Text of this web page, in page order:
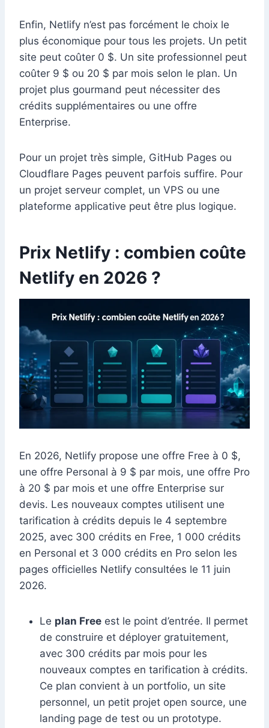
Enfin, Netlify n’est pas forcément le choix le
plus économique pour tous les projets. Un petit
site peut coûter 0 $. Un site professionnel peut
coûter 9 $ ou 20 $ par mois selon le plan. Un
projet plus gourmand peut nécessiter des
crédits supplémentaires ou une offre
Enterprise.
Pour un projet très simple, GitHub Pages ou
Cloudflare Pages peuvent parfois suffire. Pour
un projet serveur complet, un VPS ou une
plateforme applicative peut être plus logique.
Prix Netlify : combien coûte
Netlify en 2026 ?
En 2026, Netlify propose une offre Free à 0 $,
une offre Personal à 9 $ par mois, une offre Pro
à 20 $ par mois et une offre Enterprise sur
devis. Les nouveaux comptes utilisent une
tarification à crédits depuis le 4 septembre
2025, avec 300 crédits en Free, 1 000 crédits
en Personal et 3 000 crédits en Pro selon les
pages officielles Netlify consultées le 11 juin
2026.
Le plan Free est le point d’entrée. Il permet
de construire et déployer gratuitement,
avec 300 crédits par mois pour les
nouveaux comptes en tarification à crédits.
Ce plan convient à un portfolio, un site
personnel, un petit projet open source, une
landing page de test ou un prototype.